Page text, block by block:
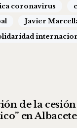
coronavirus
Javier
de la
en Albacete